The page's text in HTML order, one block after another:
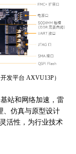
发平台 AXVU13P）
站和网络加速，雷
、仿真与原型设计
活性，为行业技术